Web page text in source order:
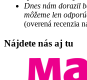
Dnes nám dorazil
môžeme len
(overená recenzia
Nájdete nás aj tu